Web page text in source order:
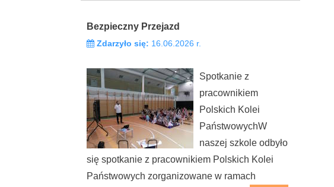
Bezpieczny Przejazd
Zdarzyło się: 16.06.2026 r.
Spotkanie z
pracownikiem
Polskich Kolei
PaństwowychW
naszej szkole odbyło
się spotkanie z pracownikiem Polskich Kolei
Państwowych zorganizowane w ramach